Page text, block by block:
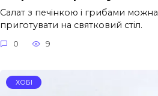
Салат з печінкою і грибами можна
приготувати на святковий стіл.
0 9
ХОБІ